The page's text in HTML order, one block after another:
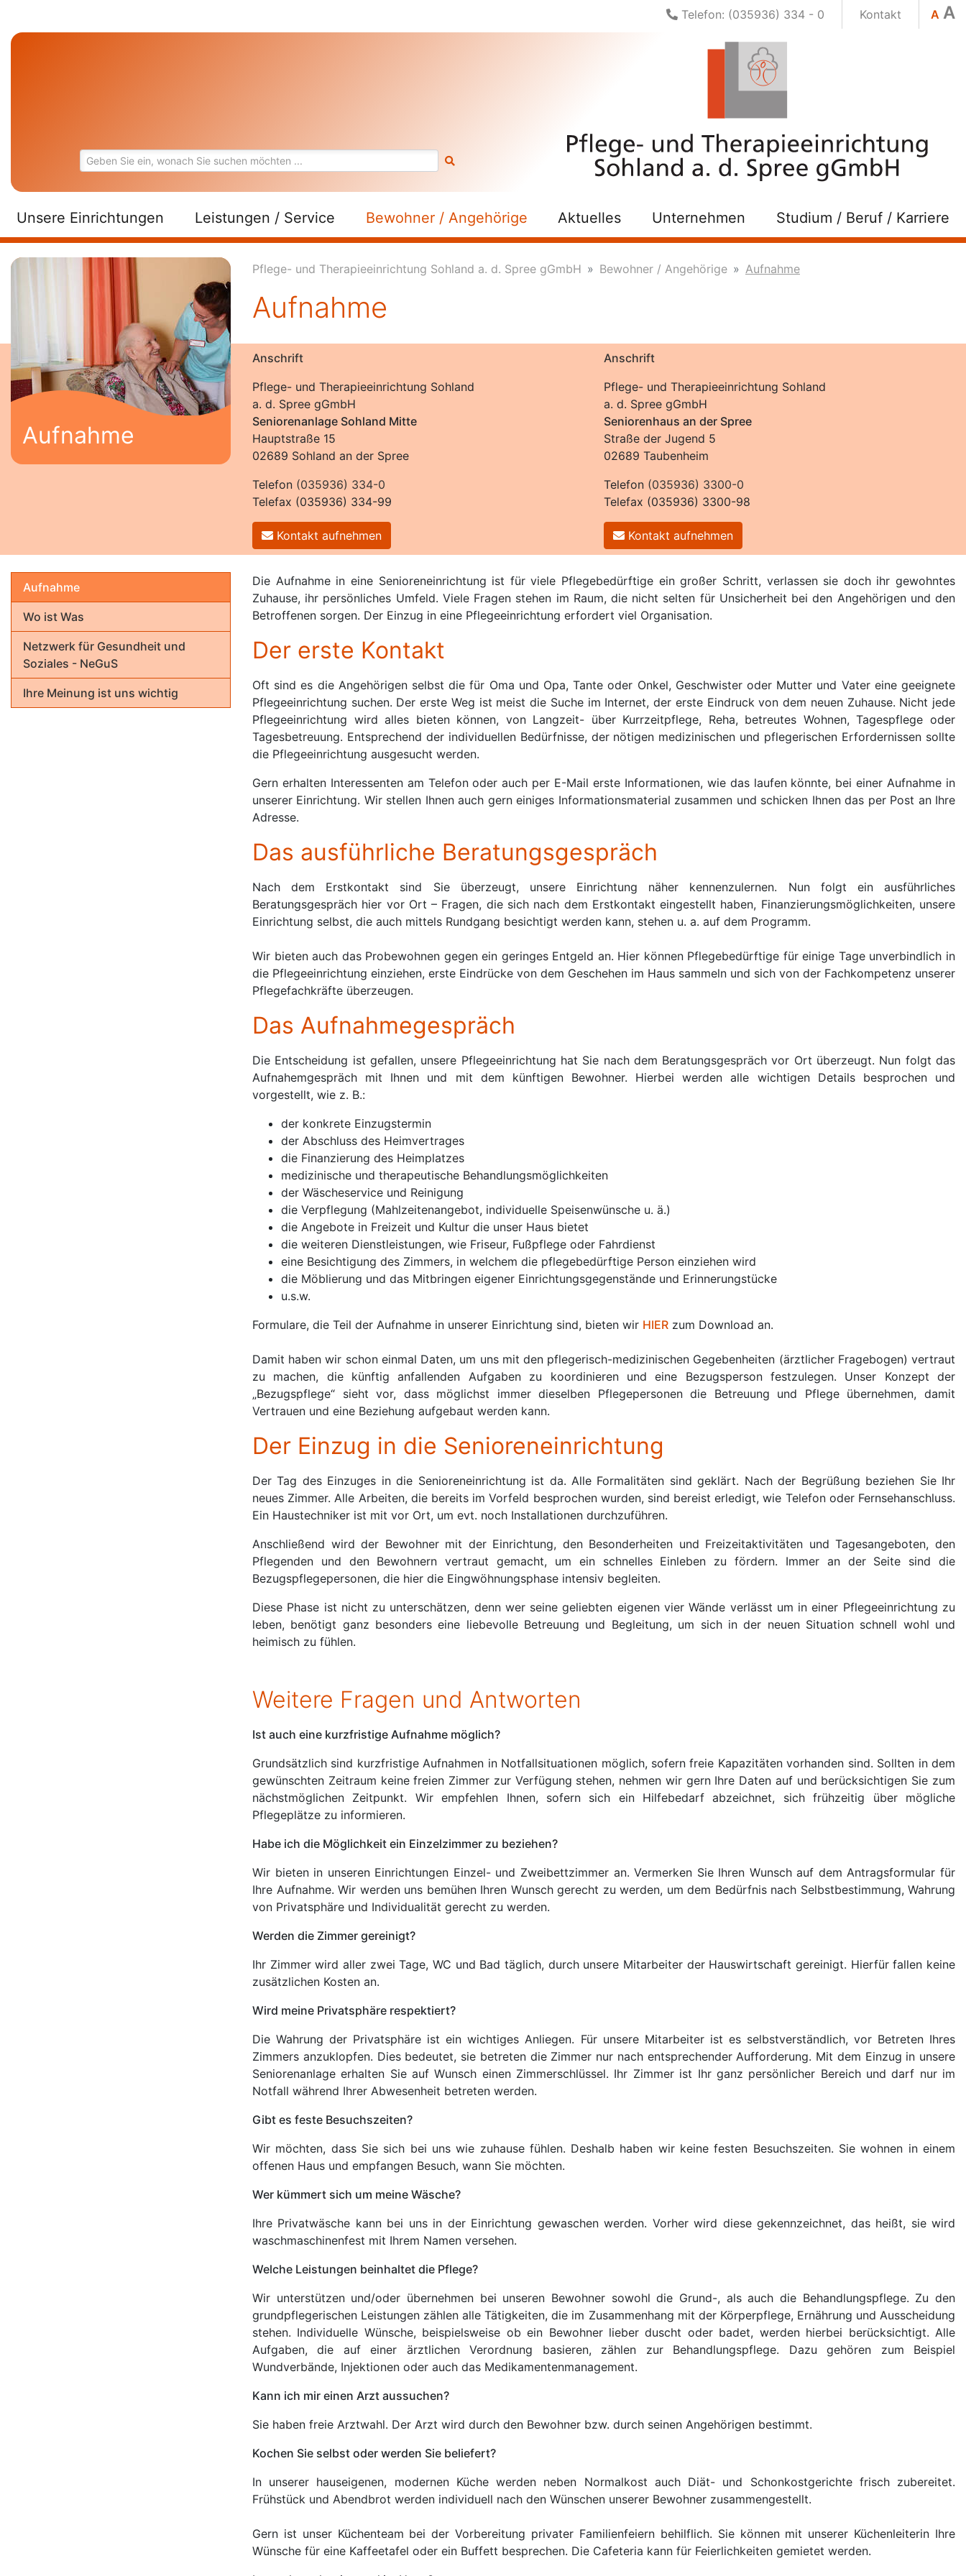
Telefon: (035936) 334 - 0 Kontakt A A
Unsere Einrichtungen Leistungen / Service Bewohner / Angehörige Aktuelles Unternehmen Studium / Beruf / Karriere
Pflege- und Therapieeinrichtung Sohland a. d. Spree gGmbH Bewohner / Angehörige Aufnahme
Aufnahme
Aufnahme
Anschrift
Pflege- und Therapieeinrichtung Sohland
a. d. Spree gGmbH
Seniorenanlage Sohland Mitte
Hauptstraße 15
02689 Sohland an der Spree
Telefon (035936) 334-0
Telefax (035936) 334-99
Kontakt aufnehmen
Anschrift
Pflege- und Therapieeinrichtung Sohland
a. d. Spree gGmbH
Seniorenhaus an der Spree
Straße der Jugend 5
02689 Taubenheim
Telefon (035936) 3300-0
Telefax (035936) 3300-98
Kontakt aufnehmen
Aufnahme
Wo ist Was
Netzwerk für Gesundheit und
Soziales - NeGuS
Ihre Meinung ist uns wichtig
Die Aufnahme in eine Senioreneinrichtung ist für viele Pflegebedürftige ein großer Schritt, verlassen sie doch ihr gewohntes
Zuhause, ihr persönliches Umfeld. Viele Fragen stehen im Raum, die nicht selten für Unsicherheit bei den Angehörigen und den
Betroffenen sorgen. Der Einzug in eine Pflegeeinrichtung erfordert viel Organisation.
Der erste Kontakt
Oft sind es die Angehörigen selbst die für Oma und Opa, Tante oder Onkel, Geschwister oder Mutter und Vater eine geeignete
Pflegeeinrichtung suchen. Der erste Weg ist meist die Suche im Internet, der erste Eindruck von dem neuen Zuhause. Nicht jede
Pflegeeinrichtung wird alles bieten können, von Langzeit- über Kurrzeitpflege, Reha, betreutes Wohnen, Tagespflege oder
Tagesbetreuung. Entsprechend der individuellen Bedürfnisse, der nötigen medizinischen und pflegerischen Erfordernissen sollte
die Pflegeeinrichtung ausgesucht werden.
Gern erhalten Interessenten am Telefon oder auch per E-Mail erste Informationen, wie das laufen könnte, bei einer Aufnahme in
unserer Einrichtung. Wir stellen Ihnen auch gern einiges Informationsmaterial zusammen und schicken Ihnen das per Post an Ihre
Adresse.
Das ausführliche Beratungsgespräch
Nach dem Erstkontakt sind Sie überzeugt, unsere Einrichtung näher kennenzulernen. Nun folgt ein ausführliches
Beratungsgespräch hier vor Ort – Fragen, die sich nach dem Erstkontakt eingestellt haben, Finanzierungsmöglichkeiten, unsere
Einrichtung selbst, die auch mittels Rundgang besichtigt werden kann, stehen u. a. auf dem Programm.
Wir bieten auch das Probewohnen gegen ein geringes Entgeld an. Hier können Pflegebedürftige für einige Tage unverbindlich in
die Pflegeeinrichtung einziehen, erste Eindrücke von dem Geschehen im Haus sammeln und sich von der Fachkompetenz unserer
Pflegefachkräfte überzeugen.
Das Aufnahmegespräch
Die Entscheidung ist gefallen, unsere Pflegeeinrichtung hat Sie nach dem Beratungsgespräch vor Ort überzeugt. Nun folgt das
Aufnahemgespräch mit Ihnen und mit dem künftigen Bewohner. Hierbei werden alle wichtigen Details besprochen und
vorgestellt, wie z. B.:
der konkrete Einzugstermin
der Abschluss des Heimvertrages
die Finanzierung des Heimplatzes
medizinische und therapeutische Behandlungsmöglichkeiten
der Wäscheservice und Reinigung
die Verpflegung (Mahlzeitenangebot, individuelle Speisenwünsche u. ä.)
die Angebote in Freizeit und Kultur die unser Haus bietet
die weiteren Dienstleistungen, wie Friseur, Fußpflege oder Fahrdienst
eine Besichtigung des Zimmers, in welchem die pflegebedürftige Person einziehen wird
die Möblierung und das Mitbringen eigener Einrichtungsgegenstände und Erinnerungstücke
u.s.w.
Formulare, die Teil der Aufnahme in unserer Einrichtung sind, bieten wir HIER zum Download an.
Damit haben wir schon einmal Daten, um uns mit den pflegerisch-medizinischen Gegebenheiten (ärztlicher Fragebogen) vertraut
zu machen, die künftig anfallenden Aufgaben zu koordinieren und eine Bezugsperson festzulegen. Unser Konzept der
„Bezugspflege“ sieht vor, dass möglichst immer dieselben Pflegepersonen die Betreuung und Pflege übernehmen, damit
Vertrauen und eine Beziehung aufgebaut werden kann.
Der Einzug in die Senioreneinrichtung
Der Tag des Einzuges in die Senioreneinrichtung ist da. Alle Formalitäten sind geklärt. Nach der Begrüßung beziehen Sie Ihr
neues Zimmer. Alle Arbeiten, die bereits im Vorfeld besprochen wurden, sind bereist erledigt, wie Telefon oder Fernsehanschluss.
Ein Haustechniker ist mit vor Ort, um evt. noch Installationen durchzuführen.
Anschließend wird der Bewohner mit der Einrichtung, den Besonderheiten und Freizeitaktivitäten und Tagesangeboten, den
Pflegenden und den Bewohnern vertraut gemacht, um ein schnelles Einleben zu fördern. Immer an der Seite sind die
Bezugspflegepersonen, die hier die Eingwöhnungsphase intensiv begleiten.
Diese Phase ist nicht zu unterschätzen, denn wer seine geliebten eigenen vier Wände verlässt um in einer Pflegeeinrichtung zu
leben, benötigt ganz besonders eine liebevolle Betreuung und Begleitung, um sich in der neuen Situation schnell wohl und
heimisch zu fühlen.
Weitere Fragen und Antworten
Ist auch eine kurzfristige Aufnahme möglich?
Grundsätzlich sind kurzfristige Aufnahmen in Notfallsituationen möglich, sofern freie Kapazitäten vorhanden sind. Sollten in dem
gewünschten Zeitraum keine freien Zimmer zur Verfügung stehen, nehmen wir gern Ihre Daten auf und berücksichtigen Sie zum
nächstmöglichen Zeitpunkt. Wir empfehlen Ihnen, sofern sich ein Hilfebedarf abzeichnet, sich frühzeitig über mögliche
Pflegeplätze zu informieren.
Habe ich die Möglichkeit ein Einzelzimmer zu beziehen?
Wir bieten in unseren Einrichtungen Einzel- und Zweibettzimmer an. Vermerken Sie Ihren Wunsch auf dem Antragsformular für
Ihre Aufnahme. Wir werden uns bemühen Ihren Wunsch gerecht zu werden, um dem Bedürfnis nach Selbstbestimmung, Wahrung
von Privatsphäre und Individualität gerecht zu werden.
Werden die Zimmer gereinigt?
Ihr Zimmer wird aller zwei Tage, WC und Bad täglich, durch unsere Mitarbeiter der Hauswirtschaft gereinigt. Hierfür fallen keine
zusätzlichen Kosten an.
Wird meine Privatsphäre respektiert?
Die Wahrung der Privatsphäre ist ein wichtiges Anliegen. Für unsere Mitarbeiter ist es selbstverständlich, vor Betreten Ihres
Zimmers anzuklopfen. Dies bedeutet, sie betreten die Zimmer nur nach entsprechender Aufforderung. Mit dem Einzug in unsere
Seniorenanlage erhalten Sie auf Wunsch einen Zimmerschlüssel. Ihr Zimmer ist Ihr ganz persönlicher Bereich und darf nur im
Notfall während Ihrer Abwesenheit betreten werden.
Gibt es feste Besuchszeiten?
Wir möchten, dass Sie sich bei uns wie zuhause fühlen. Deshalb haben wir keine festen Besuchszeiten. Sie wohnen in einem
offenen Haus und empfangen Besuch, wann Sie möchten.
Wer kümmert sich um meine Wäsche?
Ihre Privatwäsche kann bei uns in der Einrichtung gewaschen werden. Vorher wird diese gekennzeichnet, das heißt, sie wird
waschmaschinenfest mit Ihrem Namen versehen.
Welche Leistungen beinhaltet die Pflege?
Wir unterstützen und/oder übernehmen bei unseren Bewohner sowohl die Grund-, als auch die Behandlungspflege. Zu den
grundpflegerischen Leistungen zählen alle Tätigkeiten, die im Zusammenhang mit der Körperpflege, Ernährung und Ausscheidung
stehen. Individuelle Wünsche, beispielsweise ob ein Bewohner lieber duscht oder badet, werden hierbei berücksichtigt. Alle
Aufgaben, die auf einer ärztlichen Verordnung basieren, zählen zur Behandlungspflege. Dazu gehören zum Beispiel
Wundverbände, Injektionen oder auch das Medikamentenmanagement.
Kann ich mir einen Arzt aussuchen?
Sie haben freie Arztwahl. Der Arzt wird durch den Bewohner bzw. durch seinen Angehörigen bestimmt.
Kochen Sie selbst oder werden Sie beliefert?
In unserer hauseigenen, modernen Küche werden neben Normalkost auch Diät- und Schonkostgerichte frisch zubereitet.
Frühstück und Abendbrot werden individuell nach den Wünschen unserer Bewohner zusammengestellt.
Gern ist unser Küchenteam bei der Vorbereitung privater Familienfeiern behilflich. Sie können mit unserer Küchenleiterin Ihre
Wünsche für eine Kaffeetafel oder ein Buffett besprechen. Die Cafeteria kann für Feierlichkeiten gemietet werden.